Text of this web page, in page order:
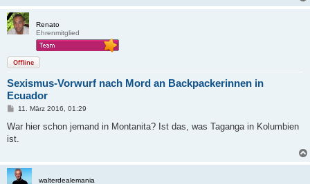
Renato
Ehrenmitglied
Offline
Sexismus-Vorwurf nach Mord an Backpackerinnen in
Ecuador
B
i
r
11. März 2016, 01:29
War hier schon jemand in Montanita? Ist das, was Taganga in Kolumbien
ist.
walterdealemania